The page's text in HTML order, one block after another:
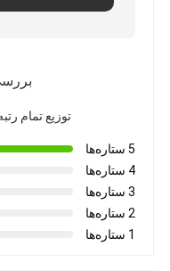
با ما تماس بگیرید
اخبار
حالا حرف بزن
توزیع تمام
5 ستاره‌ها
4 ستاره‌ها
3 ستاره‌ها
2 ستاره‌ها
1 ستاره‌ها